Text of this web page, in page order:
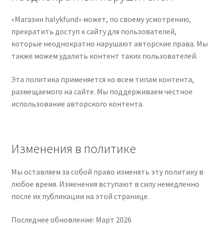
«Магазин halykfund» может, по своему усмотрению,
прекратить доступ к сайту для пользователей,
которые неоднократно нарушают авторские права. Мы
также можем удалить контент таких пользователей.
Эта политика применяется ко всем типам контента,
размещаемого на сайте. Мы поддерживаем честное
использование авторского контента.
Изменения в политике
Мы оставляем за собой право изменять эту политику в
любое время. Изменения вступают в силу немедленно
после их публикации на этой странице.
Последнее обновление: Март 2026